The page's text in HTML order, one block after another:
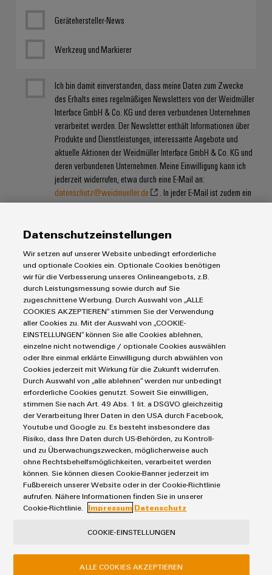
Gerätehersteller-News
Werkzeug und Markierer
Ich bin damit einverstanden, dass meine Daten zum Zwecke
des Erhalts eines regelmäßigen Newsletters von der Weidmüller
Interface GmbH & Co. KG und deren verbundenen Unternehmen
verarbeitet werden. Der Newsletter enthält Informationen über
Produkte und Dienstleistungen, interessante Angebote und
aktuelle Aktionen der Weidmüller Interface GmbH & Co. KG und
deren verbundenen Unternehmen. Meine Einwilligung kann ich
jederzeit widerrufen, etwa durch eine E-Mail an:
datenschutz@weidmueller.de
. In jeder E-Mail ist zudem ein
Link zur Abbestellung enthalten. Die Datenschutzerklärung mit
Produkte
IIoT & Automation Software
Industriedrucker
Koppelrelais
Leiterplattensteckverbinder und Leiterplattenklemmen
Markierungssysteme
Reihenklemmen
Stromversorgungen
Lösungen & Technologien
Automatisierung
Industrial IoT
Industrial Security
Single Pair Ethernet
Smart Metering
SNAP IN Anschlusstechnologie
Workplace Solutions
Service
Connectivity Consulting
eShop / Digitale Bestellmöglichkeiten
Engineering-Daten
PCB Connector Services
Support Center
Technische Produktkataloge
Industrien
Datencenter
Gerätehersteller
Maschinenbau
Photovoltaik
Windenergie
Impressum
Einkaufs- /Lieferanteninformationen
Cookie Einstellungen
Datenschutzeinstellungen
Wir setzen auf unserer Website unbedingt erforderliche
und optionale Cookies ein. Optionale Cookies benötigen
wir für die Verbesserung unseres Onlineangebots, z.B.
durch Leistungsmessung sowie durch auf Sie
zugeschnittene Werbung. Durch Auswahl von „ALLE
COOKIES AKZEPTIEREN“ stimmen Sie der Verwendung
aller Cookies zu. Mit der Auswahl von „COOKIE-
EINSTELLUNGEN“ können Sie alle Cookies ablehnen,
einzelne nicht notwendige / optionale Cookies auswählen
oder Ihre einmal erklärte Einwilligung durch abwählen von
Cookies jederzeit mit Wirkung für die Zukunft widerrufen.
Durch Auswahl von „alle ablehnen“ werden nur unbedingt
erforderliche Cookies genutzt. Soweit Sie einwilligen,
stimmen Sie nach Art. 49 Abs. 1 lit. a DSGVO gleichzeitig
der Verarbeitung Ihrer Daten in den USA durch Facebook,
Youtube und Google zu. Es besteht insbesondere das
Risiko, dass Ihre Daten durch US-Behörden, zu Kontroll-
und zu Überwachungszwecken, möglicherweise auch
ohne Rechtsbehelfsmöglichkeiten, verarbeitet werden
können. Sie können diesen Cookie-Banner jederzeit im
Fußbereich unserer Website oder in der Cookie-Richtlinie
aufrufen. Nähere Informationen finden Sie in unserer
Cookie-Richtlinie.
Impressum Datenschutz
COOKIE-EINSTELLUNGEN
ALLE COOKIES AKZEPTIEREN